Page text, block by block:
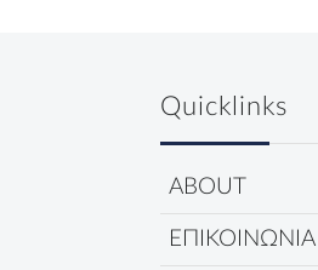
Quicklinks
ABOUT
ΕΠΙΚΟΙΝΩΝΙΑ